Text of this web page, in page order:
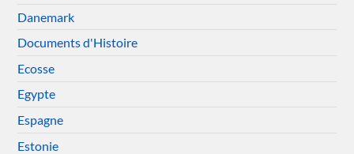
Danemark
Documents d'Histoire
Ecosse
Egypte
Espagne
Estonie